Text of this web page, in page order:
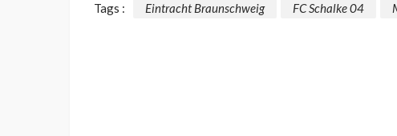
Tags : Eintracht Braunschweig FC Schalke 04